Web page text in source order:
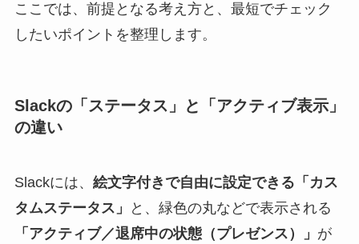
ここでは、前提となる考え方と、最短でチェック
したいポイントを整理します。
Slackの「ステータス」と「アクティブ表示」
の違い
Slackには、 絵文字付きで自由に設定できる「カス
タムステータス」
と、緑色の丸などで表示される
「アクティブ／退席中の状態（プレゼンス）」 が